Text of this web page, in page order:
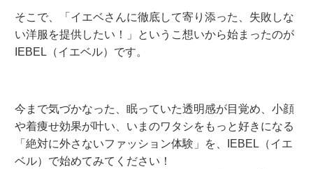
そこで、「イエベさんに徹底して寄り添った、失敗しな
い洋服を提供したい！」というこ想いから始まったのが
IEBEL（イエベル）です。
今まで気づかなった、眠っていた透明感が目覚め、小顔
や着痩せ効果が叶い、いまのワタシをもっと好きになる
「絶対に外さないファッション体験」を、IEBEL（イエ
ベル）で始めてみてください！